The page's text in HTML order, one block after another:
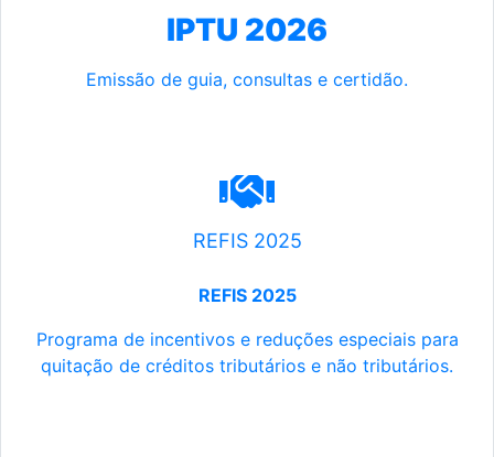
IPTU 2026
Emissão de guia, consultas e certidão.
REFIS 2025
REFIS 2025
Programa de incentivos e reduções especiais para
quitação de créditos tributários e não tributários.